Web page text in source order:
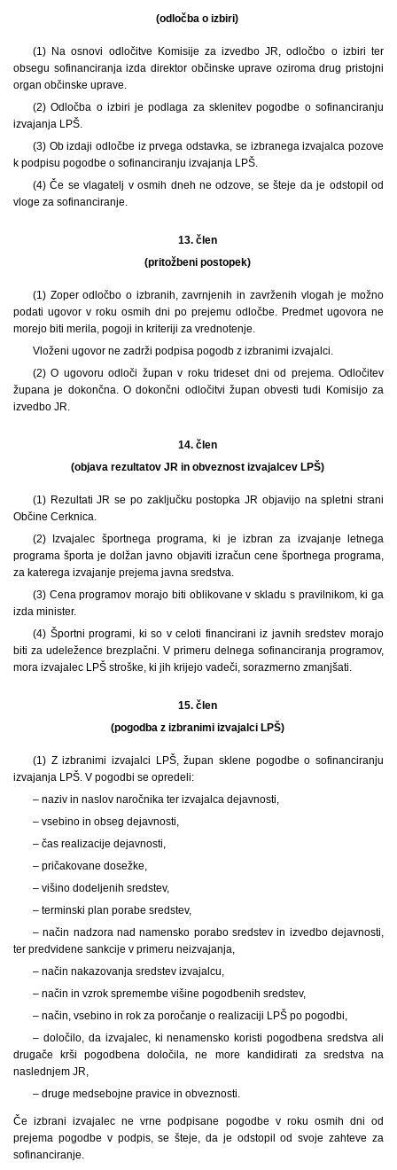
(odločba o izbiri)
(1) Na osnovi odločitve Komisije za izvedbo JR, odločbo o izbiri ter
obsegu sofinanciranja izda direktor občinske uprave oziroma drug pristojni
organ občinske uprave.
(2) Odločba o izbiri je podlaga za sklenitev pogodbe o sofinanciranju
izvajanja LPŠ.
(3) Ob izdaji odločbe iz prvega odstavka, se izbranega izvajalca pozove
k podpisu pogodbe o sofinanciranju izvajanja LPŠ.
(4) Če se vlagatelj v osmih dneh ne odzove, se šteje da je odstopil od
vloge za sofinanciranje.
13. člen
(pritožbeni postopek)
(1) Zoper odločbo o izbranih, zavrnjenih in zavrženih vlogah je možno
podati ugovor v roku osmih dni po prejemu odločbe. Predmet ugovora ne
morejo biti merila, pogoji in kriteriji za vrednotenje.
Vloženi ugovor ne zadrži podpisa pogodb z izbranimi izvajalci.
(2) O ugovoru odloči župan v roku trideset dni od prejema. Odločitev
župana je dokončna. O dokončni odločitvi župan obvesti tudi Komisijo za
izvedbo JR.
14. člen
(objava rezultatov JR in obveznost izvajalcev LPŠ)
(1) Rezultati JR se po zaključku postopka JR objavijo na spletni strani
Občine Cerknica.
(2) Izvajalec športnega programa, ki je izbran za izvajanje letnega
programa športa je dolžan javno objaviti izračun cene športnega programa,
za katerega izvajanje prejema javna sredstva.
(3) Cena programov morajo biti oblikovane v skladu s pravilnikom, ki ga
izda minister.
(4) Športni programi, ki so v celoti financirani iz javnih sredstev morajo
biti za udeležence brezplačni. V primeru delnega sofinanciranja programov,
mora izvajalec LPŠ stroške, ki jih krijejo vadeči, sorazmerno zmanjšati.
15. člen
(pogodba z izbranimi izvajalci LPŠ)
(1) Z izbranimi izvajalci LPŠ, župan sklene pogodbe o sofinanciranju
izvajanja LPŠ. V pogodbi se opredeli:
– naziv in naslov naročnika ter izvajalca dejavnosti,
– vsebino in obseg dejavnosti,
– čas realizacije dejavnosti,
– pričakovane dosežke,
– višino dodeljenih sredstev,
– terminski plan porabe sredstev,
– način nadzora nad namensko porabo sredstev in izvedbo dejavnosti,
ter predvidene sankcije v primeru neizvajanja,
– način nakazovanja sredstev izvajalcu,
– način in vzrok spremembe višine pogodbenih sredstev,
– način, vsebino in rok za poročanje o realizaciji LPŠ po pogodbi,
– določilo, da izvajalec, ki nenamensko koristi pogodbena sredstva ali
drugače krši pogodbena določila, ne more kandidirati za sredstva na
naslednjem JR,
– druge medsebojne pravice in obveznosti.
Če izbrani izvajalec ne vrne podpisane pogodbe v roku osmih dni od
prejema pogodbe v podpis, se šteje, da je odstopil od svoje zahteve za
sofinanciranje.